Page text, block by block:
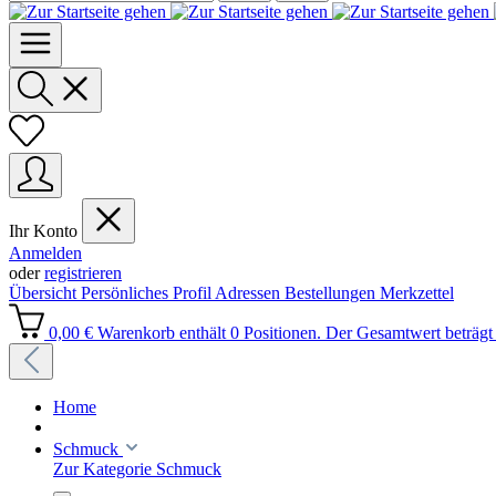
Ihr Konto
Anmelden
oderregistrieren
Übersicht Persönliches Profil Adressen Bestellungen Merkzettel
0,00 € Warenkorb enthält 0 Positionen. Der Gesamtwert
Home
Schmuck
Zur Kategorie Schmuck